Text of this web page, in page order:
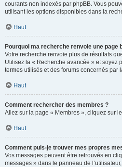
courants non indexés par phpBB. Vous
utilisant les options disponibles dans la
Haut
Pourquoi ma recherche renvoie une page
Votre recherche renvoie plus de résultats
Utilisez la « Recherche avancée » et soyez
termes utilisés et des forums concernés par
Haut
Comment rechercher des membres ?
Allez sur la page « Membres », cliquez sur
Haut
Comment puis-je trouver mes propres
Vos messages peuvent être retrouvés en
messages » dans le panneau de